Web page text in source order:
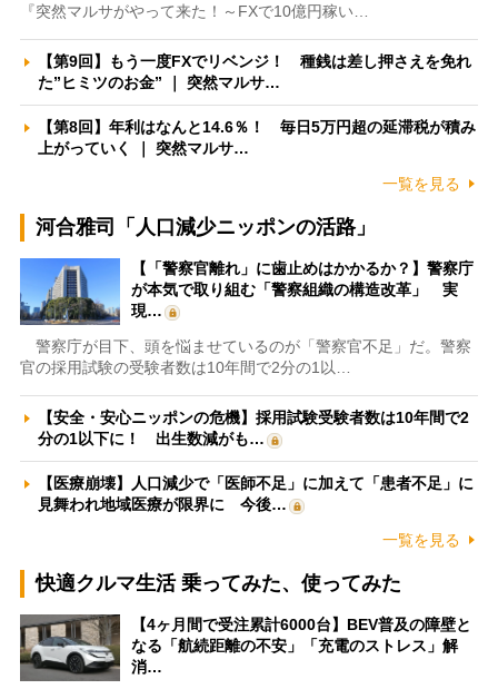
『突然マルサがやって来た！～FXで10億円稼い…
【第9回】もう一度FXでリベンジ！ 種銭は差し押さえを免れ
た”ヒミツのお金” ｜ 突然マルサ…
【第8回】年利はなんと14.6％！ 毎日5万円超の延滞税が積み
上がっていく ｜ 突然マルサ…
一覧を見る
河合雅司「人口減少ニッポンの活路」
【「警察官離れ」に歯止めはかかるか？】警察庁
が本気で取り組む「警察組織の構造改革」 実
現…
警察庁が目下、頭を悩ませているのが「警察官不足」だ。警察
官の採用試験の受験者数は10年間で2分の1以…
【安全・安心ニッポンの危機】採用試験受験者数は10年間で2
分の1以下に！ 出生数減がも…
【医療崩壊】人口減少で「医師不足」に加えて「患者不足」に
見舞われ地域医療が限界に 今後…
一覧を見る
快適クルマ生活 乗ってみた、使ってみた
【4ヶ月間で受注累計6000台】BEV普及の障壁と
なる「航続距離の不安」「充電のストレス」解
消…